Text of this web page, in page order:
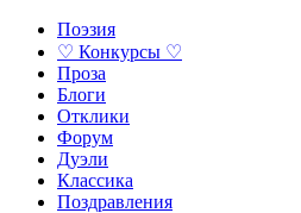
Поэзия
♡ Конкурсы ♡
Проза
Блоги
Отклики
Форум
Дуэли
Классика
Поздравления